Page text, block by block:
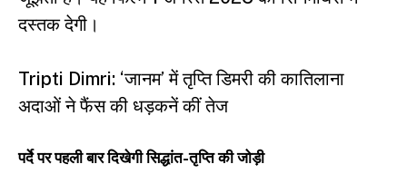
दस्तक देगी।
Tripti Dimri: ‘जानम’ में तृप्ति डिमरी की कातिलाना
अदाओं ने फैंस की धड़कनें कीं तेज
पर्दे पर पहली बार दिखेगी सिद्धांत-तृप्ति की जोड़ी